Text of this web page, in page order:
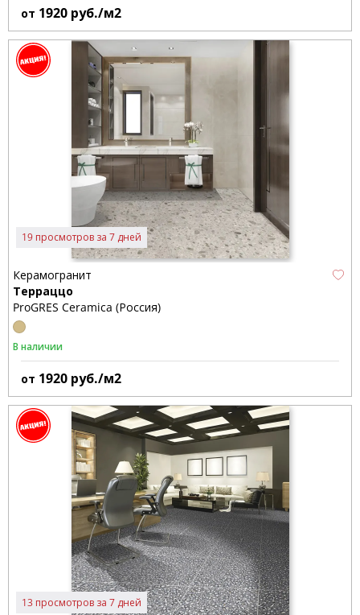
от 1920 руб./м2
19 просмотров за 7 дней
Керамогранит
Терраццо
ProGRES Ceramica (Россия)
В наличии
от 1920 руб./м2
13 просмотров за 7 дней